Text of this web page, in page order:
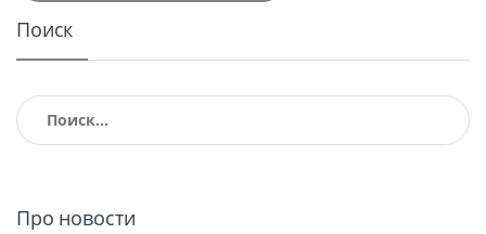
Поиск
Найти:
Про новости